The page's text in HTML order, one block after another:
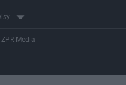
Media